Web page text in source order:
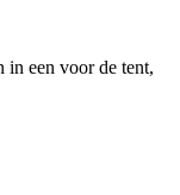
in een voor de tent,